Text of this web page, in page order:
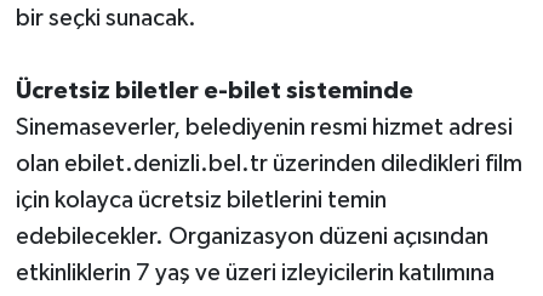
bir seçki sunacak.
Ücretsiz biletler e-bilet sisteminde
Sinemaseverler, belediyenin resmi hizmet adresi
olan ebilet.denizli.bel.tr üzerinden diledikleri film
için kolayca ücretsiz biletlerini temin
edebilecekler. Organizasyon düzeni açısından
etkinliklerin 7 yaş ve üzeri izleyicilerin katılımına